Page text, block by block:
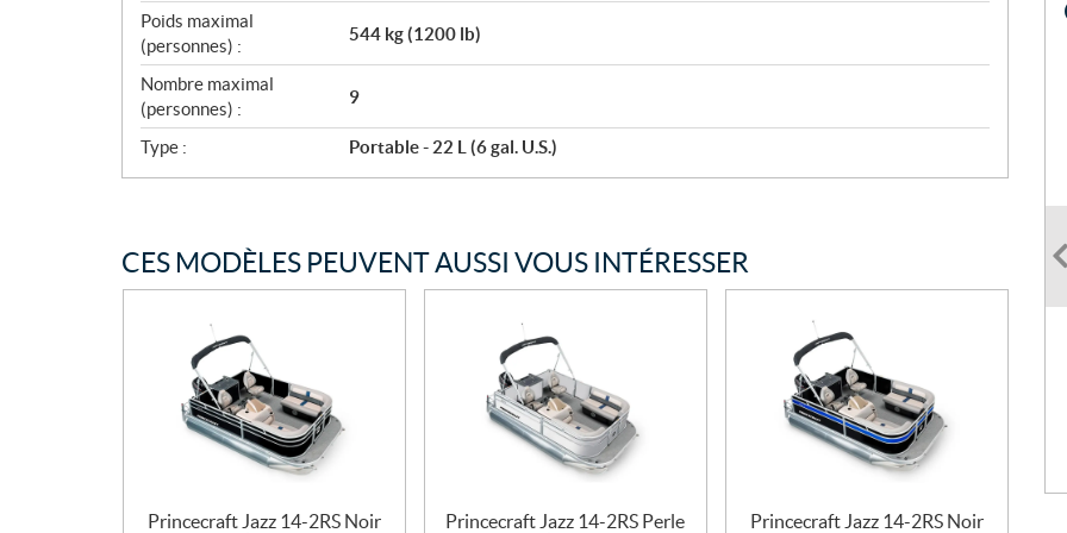
Poids maximal
(personnes) :
544 kg (1200 lb)
Nombre maximal
(personnes) :
9
Type : Portable - 22 L (6 gal. U.S.)
CES MODÈLES PEUVENT AUSSI VOUS INTÉRESSER
Princecraft Jazz 14-2RS Noir
Princecraft Jazz 14-2RS Perle
Princecraft Jazz 14-2RS Noir